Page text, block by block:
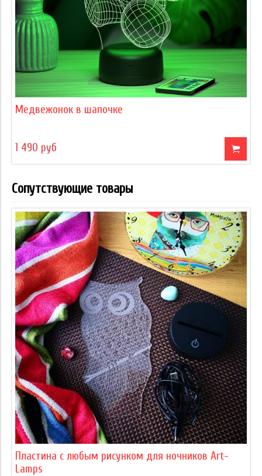
Медвежонок в шапочке
1 490 руб
Сопутствующие товары
Пластина с любым рисунком для ночников Art-
Lamps